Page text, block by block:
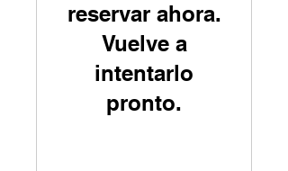
reservar ahora.
Vuelve a
intentarlo
pronto.